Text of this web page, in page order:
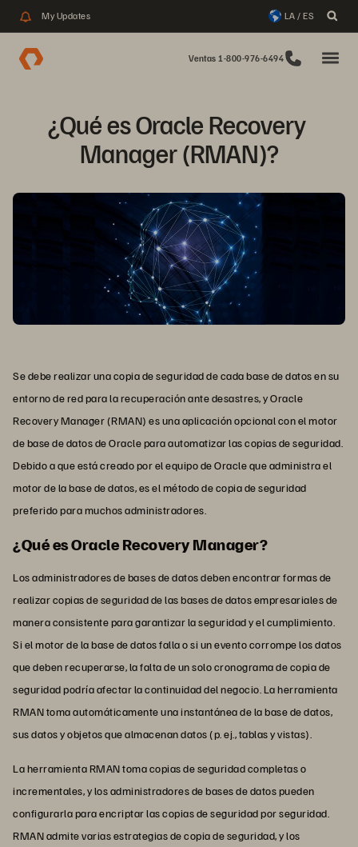
My Updates LA / ES
Ventas 1-800-976-6494
¿Qué es Oracle Recovery
Manager (RMAN)?
Se debe realizar una copia de seguridad de cada base de datos en su
entorno de red para la recuperación ante desastres, y Oracle
Recovery Manager (RMAN) es una aplicación opcional con el motor
de base de datos de Oracle para automatizar las copias de seguridad.
Debido a que está creado por el equipo de Oracle que administra el
motor de la base de datos, es el método de copia de seguridad
preferido para muchos administradores.
¿Qué es Oracle Recovery Manager?
Los administradores de bases de datos deben encontrar formas de
realizar copias de seguridad de las bases de datos empresariales de
manera consistente para garantizar la seguridad y el cumplimiento.
Si el motor de la base de datos falla o si un evento corrompe los datos
que deben recuperarse, la falta de un solo cronograma de copia de
seguridad podría afectar la continuidad del negocio. La herramienta
RMAN toma automáticamente una instantánea de la base de datos,
sus datos y objetos que almacenan datos (p. ej., tablas y vistas).
La herramienta RMAN toma copias de seguridad completas o
incrementales, y los administradores de bases de datos pueden
configurarla para encriptar las copias de seguridad por seguridad.
RMAN admite varias estrategias de copia de seguridad, y los